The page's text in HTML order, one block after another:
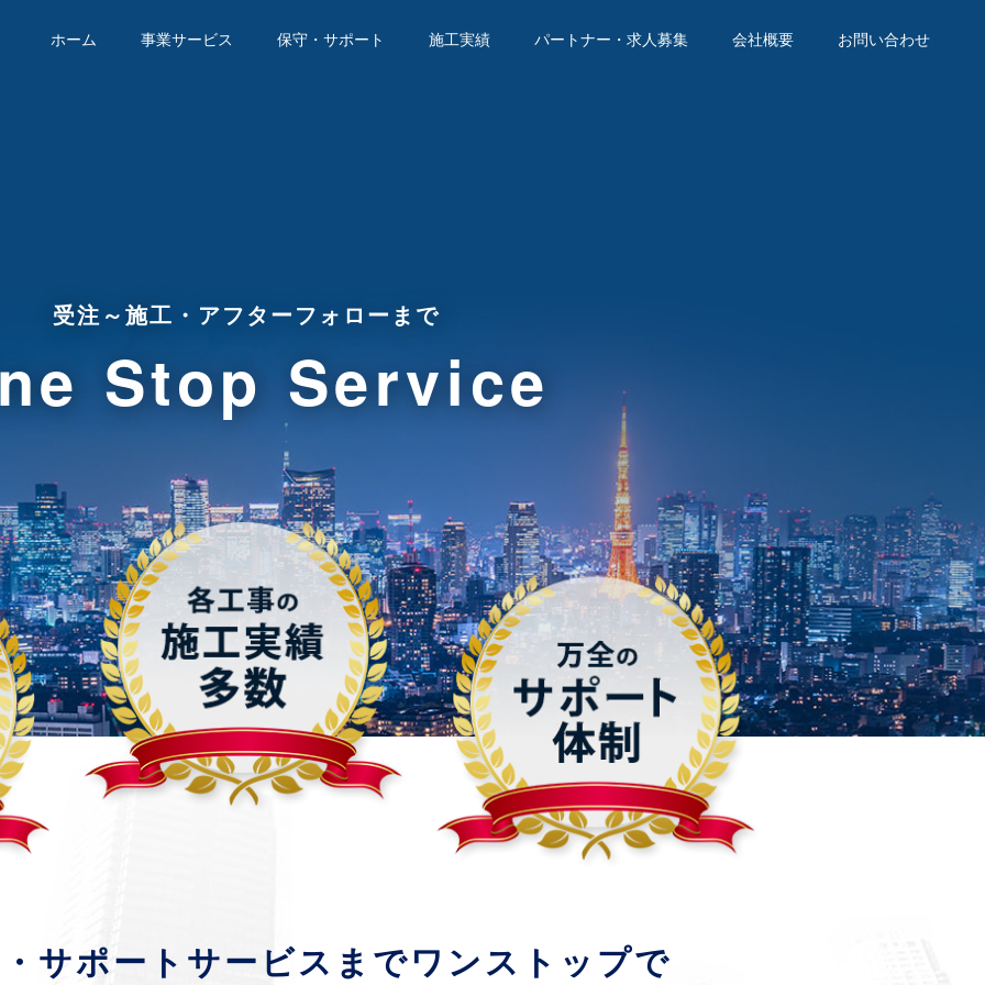
ホーム 事業サービス 保守・サポート 施工実績 パートナー・求人募集 会社概要 お問い合わせ
受注～施工・アフターフォローまで
Stop Service
サポートサービスまでワンストップで